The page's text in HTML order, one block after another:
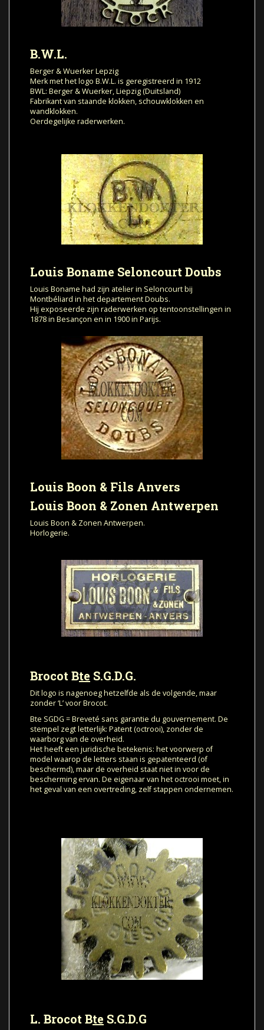
B.W.L.
Berger & Wuerker Lepzig
Merk met het logo B.W.L. is geregistreerd in 1912
BWL: Berger & Wuerker, Liepzig (Duitsland)
Fabrikant van staande klokken, schouwklokken en
wandklokken.
Oerdegelijke raderwerken.
Louis Boname Seloncourt Doubs
Louis Boname had zijn atelier in Seloncourt bij
Montbéliard in het departement Doubs.
Hij exposeerde zijn raderwerken op tentoonstellingen in
1878 in Besançon en in 1900 in Parijs.
Louis Boon & Fils Anvers
Louis Boon & Zonen Antwerpen
Louis Boon & Zonen Antwerpen.
Horlogerie.
Brocot Bte S.G.D.G.
Dit logo is nagenoeg hetzelfde als de volgende, maar
zonder ‘L’ voor Brocot.
Bte SGDG = Breveté sans garantie du gouvernement. De
stempel zegt letterlijk: Patent (octrooi), zonder de
waarborg van de overheid.
Het heeft een juridische betekenis: het voorwerp of
model waarop de letters staan is gepatenteerd (of
beschermd), maar de overheid staat niet in voor de
bescherming ervan. De eigenaar van het octrooi moet, in
het geval van een overtreding, zelf stappen ondernemen.
L. Brocot Bte S.G.D.G